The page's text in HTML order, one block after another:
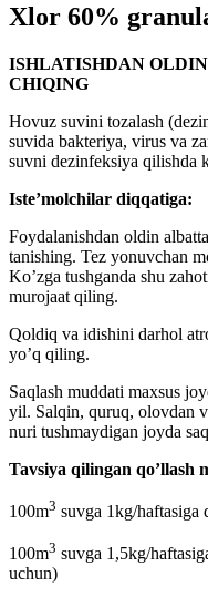
Xlor 60%
ISHLATISHDAN
CHIQING
Hovuz suvini tozalash
suvida bakteriya, virus va
suvni dezinfeksiya qilishda
Iste’molchilar diqqatiga:
Foydalanishdan oldin
tanishing. Tez yonuvchan
Ko’zga tushganda shu
murojaat qiling.
Qoldiq va idishini darhol
yo’q qiling.
Saqlash muddati maxsus
yil. Salqin, quruq, olovdan
nuri tushmaydigan joyda
Tavsiya qilingan qo’llash
100m3 suvga 1kg/haftasiga
100m3 suvga 1,5kg/
uchun)